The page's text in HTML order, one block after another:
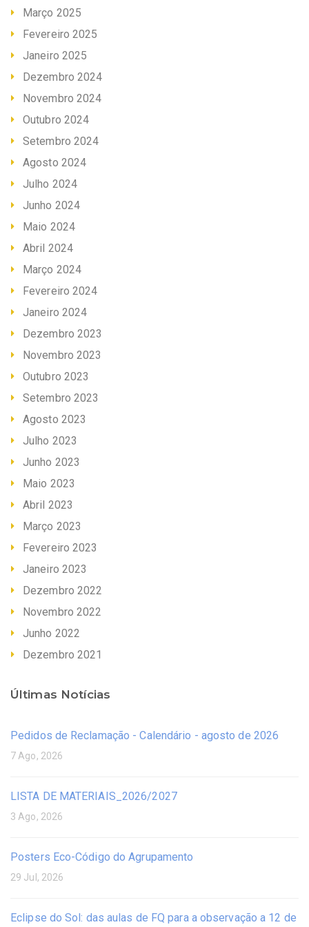
Março 2025
Fevereiro 2025
Janeiro 2025
Dezembro 2024
Novembro 2024
Outubro 2024
Setembro 2024
Agosto 2024
Julho 2024
Junho 2024
Maio 2024
Abril 2024
Março 2024
Fevereiro 2024
Janeiro 2024
Dezembro 2023
Novembro 2023
Outubro 2023
Setembro 2023
Agosto 2023
Julho 2023
Junho 2023
Maio 2023
Abril 2023
Março 2023
Fevereiro 2023
Janeiro 2023
Dezembro 2022
Novembro 2022
Junho 2022
Dezembro 2021
Últimas Notícias
Pedidos de Reclamação - Calendário - agosto de 2026
7 Ago, 2026
LISTA DE MATERIAIS_2026/2027
3 Ago, 2026
Posters Eco-Código do Agrupamento
29 Jul, 2026
Eclipse do Sol: das aulas de FQ para a observação a 12 de